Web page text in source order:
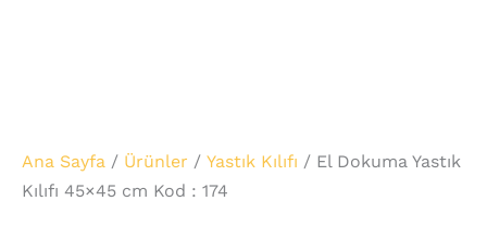
Ana Sayfa / Ürünler / Yastık Kılıfı / El Dokuma Yastık
Kılıfı 45×45 cm Kod : 174